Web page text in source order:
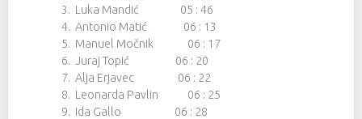
3. Luka Mandić 05 : 46
4. Antonio Matić 06 : 13
5. Manuel Močnik 06 : 17
6. Juraj Topić 06 : 20
7. Alja Erjavec 06 : 22
8. Leonarda Pavlin 06 : 25
9. Ida Gallo 06 : 28